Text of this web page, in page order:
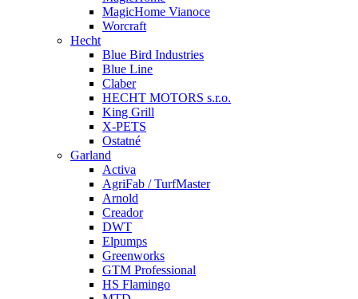
MagicHome Vianoce
Worcraft
Hecht
Blue Bird Industries
Blue Line
Claber
HECHT MOTORS s.r.o.
King Grill
X-PETS
Ostatné
Garland
Activa
AgriFab / TurfMaster
Arnold
Creador
DWT
Elpumps
Greenworks
GTM Professional
HS Flamingo